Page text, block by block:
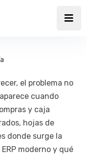
el problema no
cuando
y caja
hojas de
donde surge la
moderno y qué